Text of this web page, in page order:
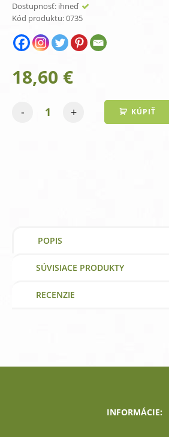
Dostupnosť: ihneď
Kód produktu:0735
18,60 €
- + KÚPIŤ
POPIS
SÚVISIACE PRODUKTY
RECENZIE
INFORMÁCIE: